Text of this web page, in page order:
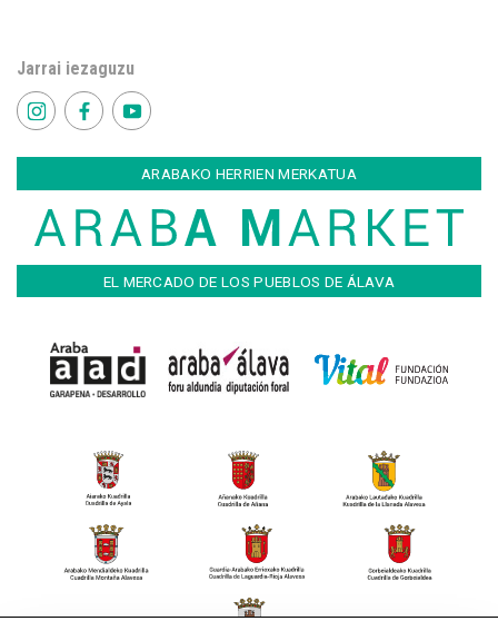
Jarrai iezaguzu
ARABAKO HERRIEN MERKATUA
EL MERCADO DE LOS PUEBLOS DE ÁLAVA